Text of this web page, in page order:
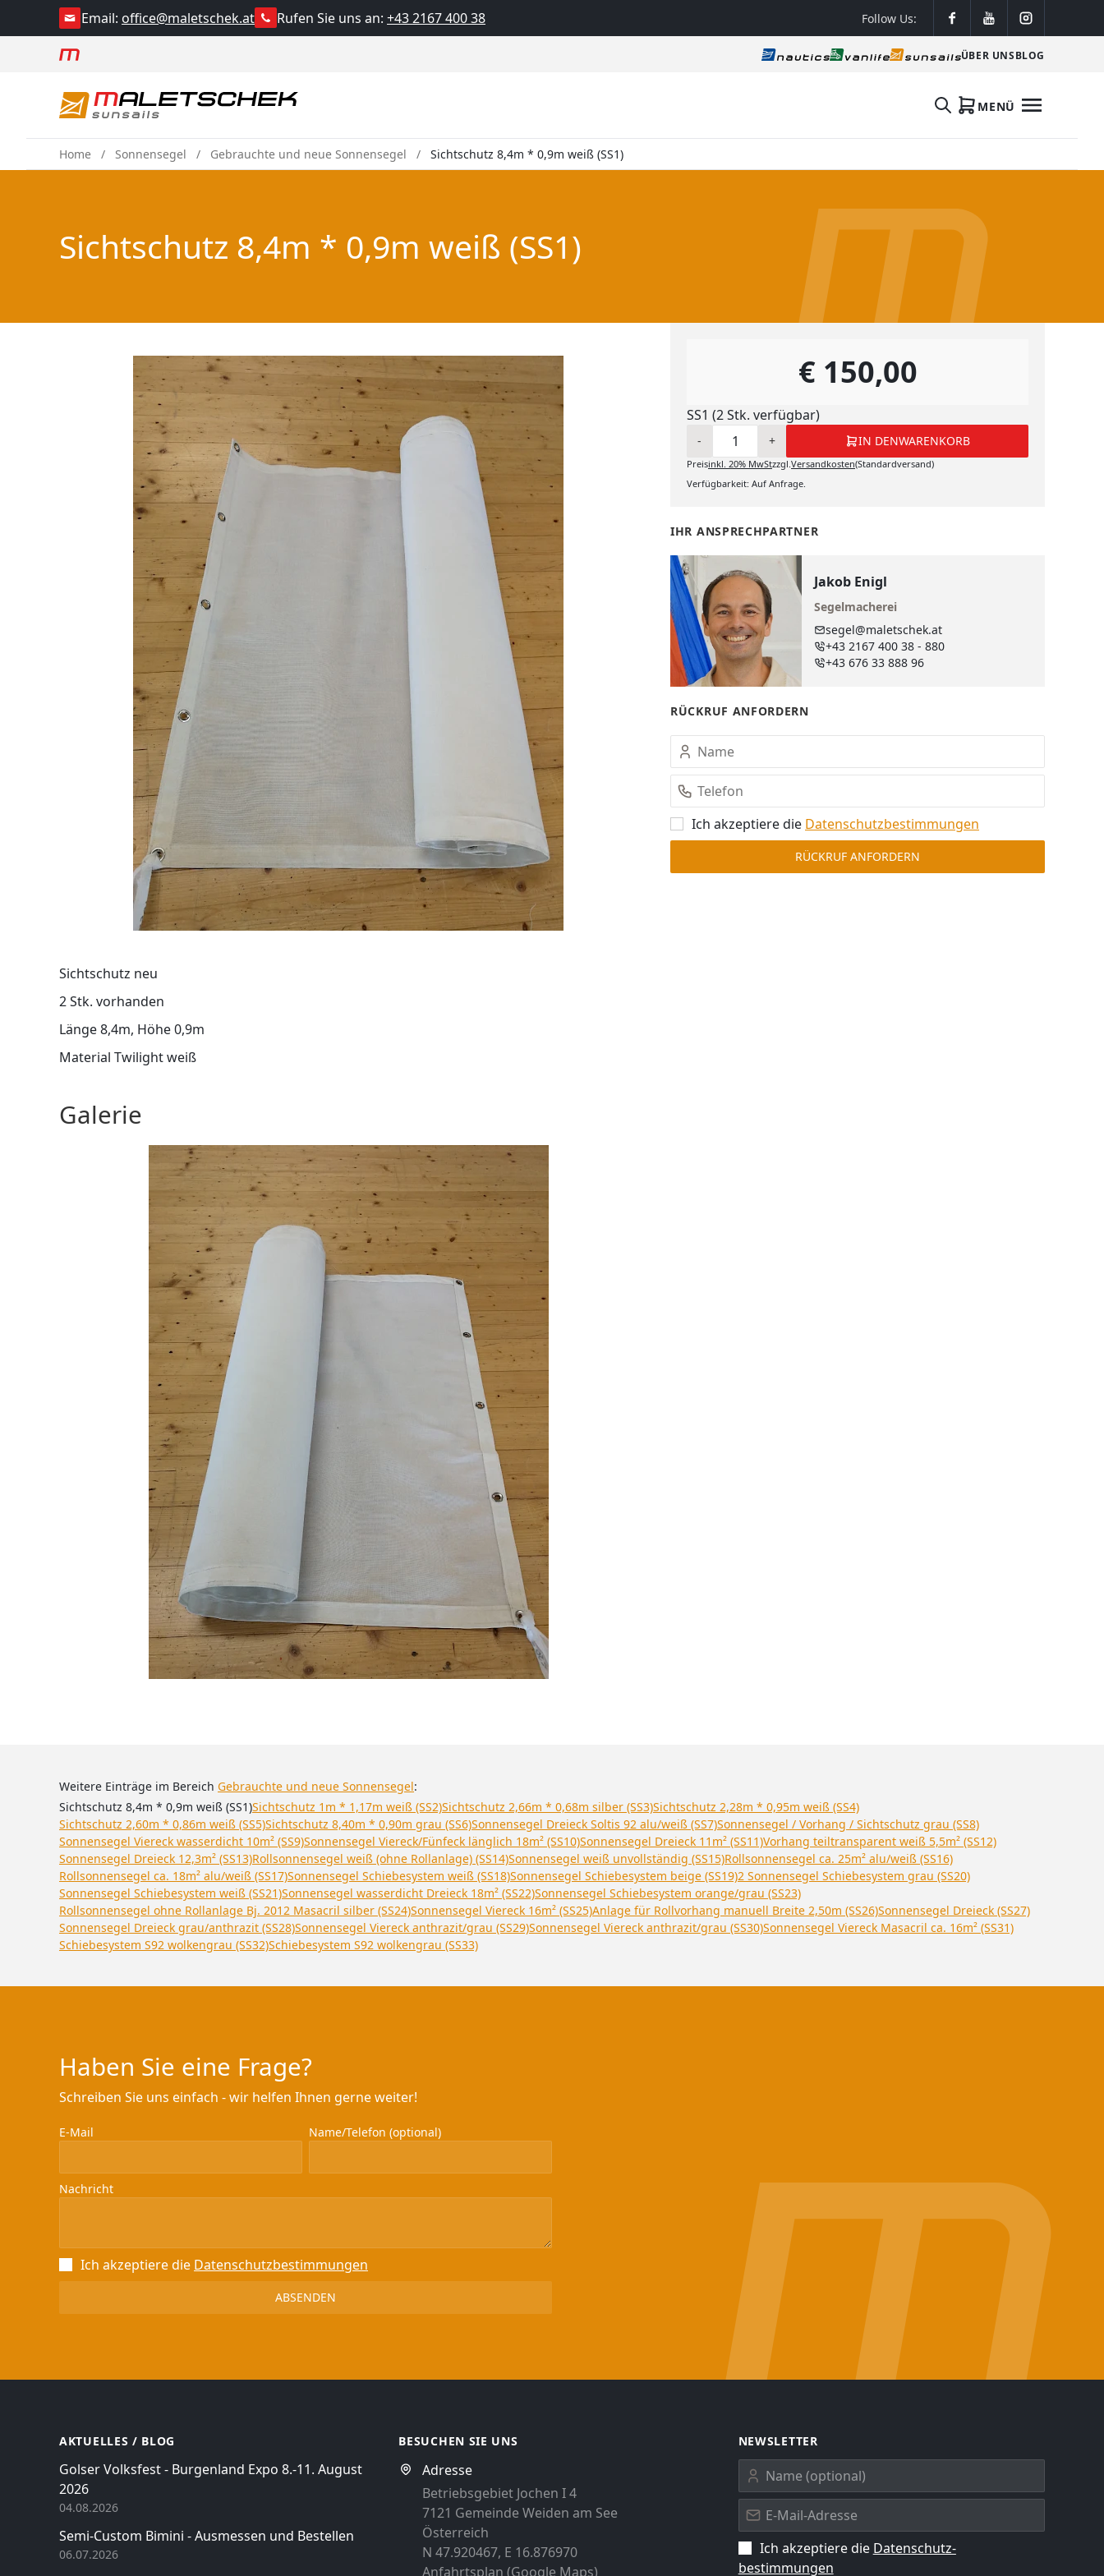
Email: office@maletschek.at Rufen Sie uns an: +43 2167 400 38 Follow Us:
ÜBER UNSBLOG
MENÜ
Home Sonnensegel Gebrauchte und neue Sonnensegel Sichtschutz 8,4m * 0,9m weiß (SS1)
Sichtschutz 8,4m * 0,9m weiß (SS1)
€ 150,00
SS1 (2 Stk. verfügbar)
- + IN DENWARENKORB
Preisinkl. 20% MwStzzgl.Versandkosten(Standardversand)
Verfügbarkeit: Auf Anfrage.
IHR ANSPRECHPARTNER
Jakob Enigl
Segelmacherei
segel@maletschek.at
+43 2167 400 38 - 880
+43 676 33 888 96
RÜCKRUF ANFORDERN
Ich akzeptiere die Datenschutz­bestimmungen
Sichtschutz neu
2 Stk. vorhanden
Länge 8,4m, Höhe 0,9m
Material Twilight weiß
Galerie
Weitere Einträge im Bereich Gebrauchte und neue Sonnensegel:
Sichtschutz 8,4m * 0,9m weiß (SS1)Sichtschutz 1m * 1,17m weiß (SS2)Sichtschutz 2,66m * 0,68m silber (SS3)Sichtschutz 2,28m * 0,95m weiß (SS4)
Sichtschutz 2,60m * 0,86m weiß (SS5)Sichtschutz 8,40m * 0,90m grau (SS6)Sonnensegel Dreieck Soltis 92 alu/weiß (SS7)Sonnensegel / Vorhang / Sichtschutz grau (SS8)
Sonnensegel Viereck wasserdicht 10m² (SS9)Sonnensegel Viereck/Fünfeck länglich 18m² (SS10)Sonnensegel Dreieck 11m² (SS11)Vorhang teiltransparent weiß 5,5m² (SS12)
Sonnensegel Dreieck 12,3m² (SS13)Rollsonnensegel weiß (ohne Rollanlage) (SS14)Sonnensegel weiß unvollständig (SS15)Rollsonnensegel ca. 25m² alu/weiß (SS16)
Rollsonnensegel ca. 18m² alu/weiß (SS17)Sonnensegel Schiebesystem weiß (SS18)Sonnensegel Schiebesystem beige (SS19)2 Sonnensegel Schiebesystem grau (SS20)
Sonnensegel Schiebesystem weiß (SS21)Sonnensegel wasserdicht Dreieck 18m² (SS22)Sonnensegel Schiebesystem orange/grau (SS23)
Rollsonnensegel ohne Rollanlage Bj. 2012 Masacril silber (SS24)Sonnensegel Viereck 16m² (SS25)Anlage für Rollvorhang manuell Breite 2,50m (SS26)Sonnensegel Dreieck (SS27)
Sonnensegel Dreieck grau/anthrazit (SS28)Sonnensegel Viereck anthrazit/grau (SS29)Sonnensegel Viereck anthrazit/grau (SS30)Sonnensegel Viereck Masacril ca. 16m² (SS31)
Schiebesystem S92 wolkengrau (SS32)Schiebesystem S92 wolkengrau (SS33)
Haben Sie eine Frage?
Schreiben Sie uns einfach - wir helfen Ihnen gerne weiter!
E-Mail Name/Telefon (optional)
Nachricht
Ich akzeptiere die Datenschutz­bestimmungen
AKTUELLES / BLOG
Golser Volksfest - Burgenland Expo 8.-11. August
2026
04.08.2026
Semi-Custom Bimini - Ausmessen und Bestellen
06.07.2026
BESUCHEN SIE UNS
Adresse
Betriebsgebiet Jochen I 4
7121 Gemeinde Weiden am See
Österreich
N 47.920467, E 16.876970
Anfahrtsplan (Google Maps)
NEWSLETTER
Ich akzeptiere die Datenschutz­
bestimmungen